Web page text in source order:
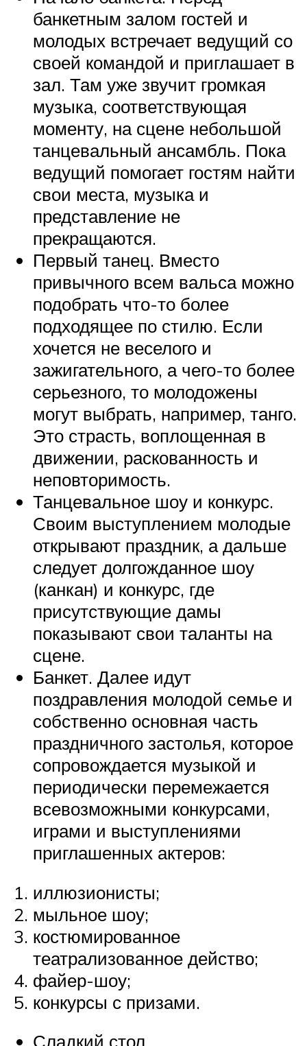
банкетным залом гостей и
молодых встречает ведущий со
своей командой и приглашает в
зал. Там уже звучит громкая
музыка, соответствующая
моменту, на сцене небольшой
танцевальный ансамбль. Пока
ведущий помогает гостям найти
свои места, музыка и
представление не
прекращаются.
Первый танец. Вместо
привычного всем вальса можно
подобрать что-то более
подходящее по стилю. Если
хочется не веселого и
зажигательного, а чего-то более
серьезного, то молодожены
могут выбрать, например, танго.
Это страсть, воплощенная в
движении, раскованность и
неповторимость.
Танцевальное шоу и конкурс.
Своим выступлением молодые
открывают праздник, а дальше
следует долгожданное шоу
(канкан) и конкурс, где
присутствующие дамы
показывают свои таланты на
сцене.
Банкет. Далее идут
поздравления молодой семье и
собственно основная часть
праздничного застолья, которое
сопровождается музыкой и
периодически перемежается
всевозможными конкурсами,
играми и выступлениями
приглашенных актеров:
иллюзионисты;
мыльное шоу;
костюмированное
театрализованное действо;
файер-шоу;
конкурсы с призами.
Сладкий стол.